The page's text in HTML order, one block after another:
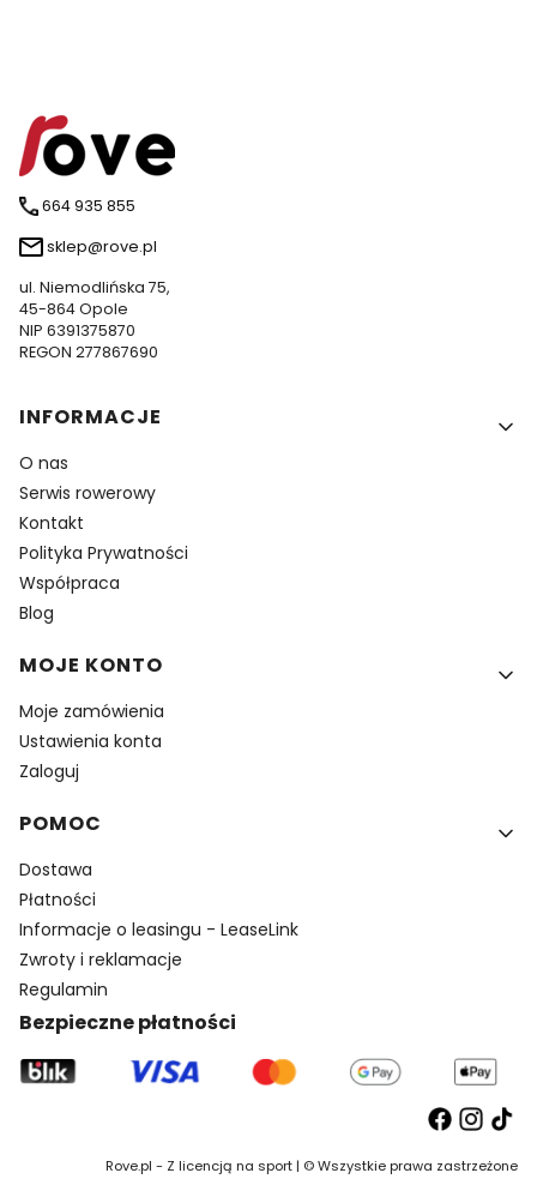
664 935 855
sklep@rove.pl
ul. Niemodlińska 75,
45-864 Opole
NIP 6391375870
REGON 277867690
Linki w stopce
INFORMACJE
O nas
Serwis rowerowy
Kontakt
Polityka Prywatności
Współpraca
Blog
MOJE KONTO
Moje zamówienia
Ustawienia konta
Zaloguj
POMOC
Dostawa
Płatności
Informacje o leasingu - LeaseLink
Zwroty i reklamacje
Regulamin
Bezpieczne płatności
Rove.pl - Z licencją na sport | © Wszystkie prawa zastrzeżone